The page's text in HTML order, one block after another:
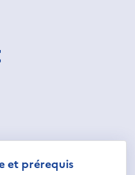
et prérequis